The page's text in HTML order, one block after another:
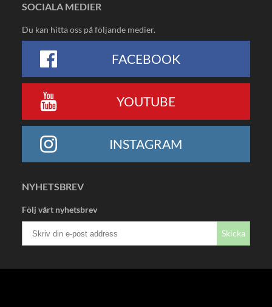
SOCIALA MEDIER
Du kan hitta oss på följande medier.
FACEBOOK
YOUTUBE
INSTAGRAM
NYHETSBREV
Följ vårt nyhetsbrev
Skicka